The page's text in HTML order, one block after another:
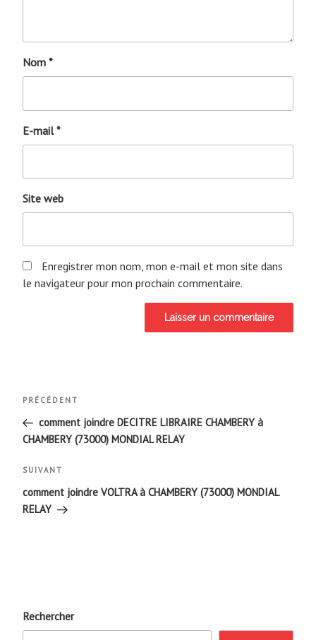
Nom *
E-mail*
Site web
Enregistrer mon nom, mon e-mail et mon site dans
le navigateur pour mon prochain commentaire.
Navigation
de
l’article
Article
précédent
PRÉCÉDENT
comment joindre DECITRE LIBRAIRE CHAMBERY à
CHAMBERY (73000) MONDIAL RELAY
Article
suivant
SUIVANT
comment joindre VOLTRA à CHAMBERY (73000) MONDIAL
RELAY
Rechercher